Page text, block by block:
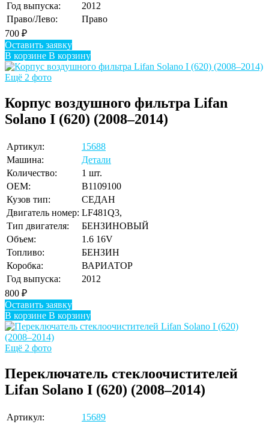
Год выпуска:
2012
Право/Лево:
Право
700 ₽
Оставить заявку
В корзине В корзину
Ещё 2 фото
Корпус воздушного фильтра Lifan
Solano I (620) (2008–2014)
Артикул:
15688
Машина:
Детали
Количество:
1 шт.
OEM:
B1109100
Кузов тип:
СЕДАН
Двигатель номер: LF481Q3,
Тип двигателя:
БЕНЗИНОВЫЙ
Объем:
1.6 16V
Топливо:
БЕНЗИН
Коробка:
ВАРИАТОР
Год выпуска:
2012
800 ₽
Оставить заявку
В корзине В корзину
Ещё 2 фото
Переключатель стеклоочистителей
Lifan Solano I (620) (2008–2014)
Артикул:
15689